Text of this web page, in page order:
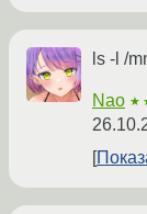
ls -l /
Nao